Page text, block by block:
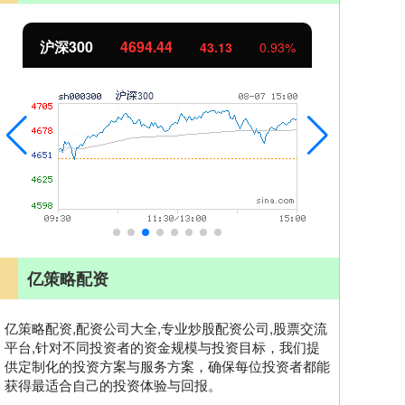
北证50 1134.24 11.37 1.01%
亿策略配资
亿策略配资,配资公司大全,专业炒股配资公司,股票交流
平台,针对不同投资者的资金规模与投资目标，我们提
供定制化的投资方案与服务方案，确保每位投资者都能
获得最适合自己的投资体验与回报。